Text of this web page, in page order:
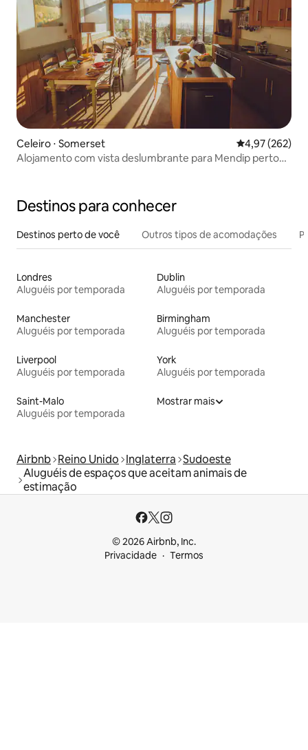
Celeiro ⋅ Somerset 4,97 de uma
4,97 (262)
Alojamento com vista deslumbrante para Mendip perto
Destinos para conhecer
Destinos perto de você Outros tipos de acomodações
Londres
Aluguéis por temporada
Dublin
Aluguéis por temporada
Manchester
Aluguéis por temporada
Birmingham
Aluguéis por temporada
Liverpool
Aluguéis por temporada
York
Aluguéis por temporada
Saint-Malo
Aluguéis por temporada
Mostrar mais
Airbnb Reino Unido Inglaterra Sudoeste
Aluguéis de espaços que aceitam animais de
estimação
© 2026 Airbnb, Inc.
Privacidade
Termos